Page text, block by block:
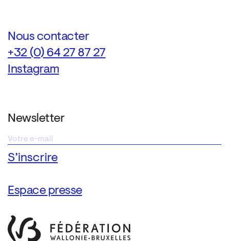
Nous contacter
+32 (0) 64 27 87 27
Instagram
Newsletter
Espace presse